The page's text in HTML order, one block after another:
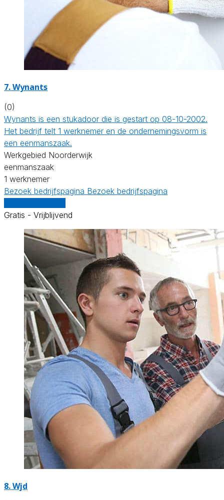
7. Wynants
(0)
Wynants is een stukadoor die is gestart op 08-10-2002.
Het bedrijf telt 1 werknemer en de ondernemingsvorm is
een eenmanszaak.
Werkgebied Noorderwijk
eenmanszaak
1 werknemer
Bezoek bedrijfspagina Bezoek bedrijfspagina
Gratis - Vrijblijvend
8. Wjd